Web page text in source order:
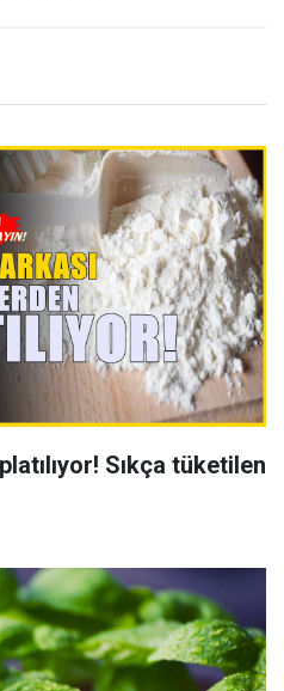
Sıkça tüketilen